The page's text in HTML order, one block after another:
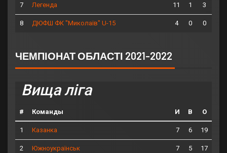
7 Легенда 11 1 3
8 ДЮФШ ФК "Миколаїв" U-15 4 0 0
ЧЕМПІОНАТ ОБЛАСТІ 2021-2022
Вища ліга
# Команды И В О
1 Казанка 7 6 19
2 Южноукраїнськ 7 5 17